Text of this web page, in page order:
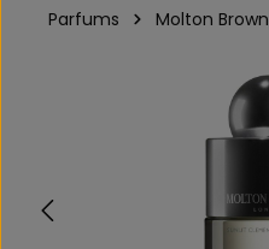
Parfums Molton Brown
Bildergalerie überspringen